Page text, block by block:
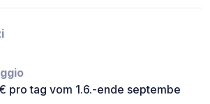
pro tag vom 1.6.-ende septembe